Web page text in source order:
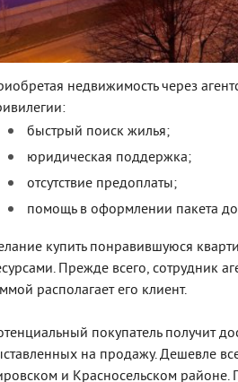
недвижимость через
быстрый поиск жилья;
юридическая поддержка;
отсутствие предоплаты;
помощь в оформлении пакета
купить понравившуюся
Прежде всего, сотрудник
располагает его клиент.
покупатель получит
на продажу. Дешевле
и Красносельском районе.